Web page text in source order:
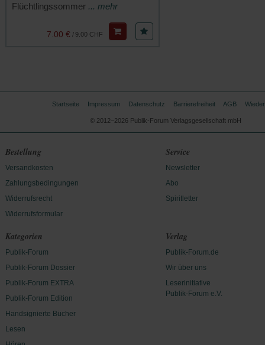
Flüchtlingssommer ... mehr
9.00 CHF
/
7.00 €
Startseite Impressum Datenschutz Barrierefreiheit AGB
© 2012–2026 Publik-Forum Verlagsgesellschaft mbH
Bestellung
Versandkosten
Zahlungsbedingungen
Widerrufsrecht
Widerrufsformular
Service
Newsletter
Abo
Spiritletter
Kategorien
Publik-Forum
Publik-Forum Dossier
Publik-Forum EXTRA
Publik-Forum Edition
Handsignierte Bücher
Lesen
Verlag
Publik-Forum.de
Wir über uns
Leserinitiative
Publik-Forum e.V.